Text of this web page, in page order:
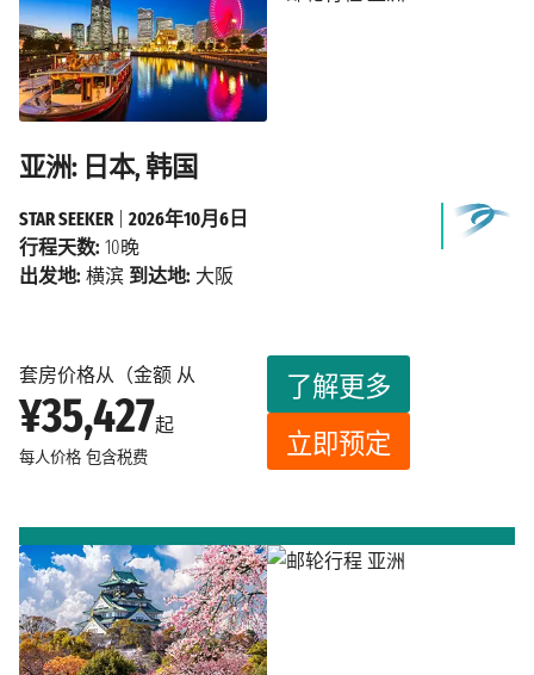
亚洲: 日本, 韩国
套房价格从（金额 从
¥35,427起
每人价格 包含税费
了解更多
立即预定
STAR SEEKER| 2026年10月6日
行程天数: 10晚
出发地: 横滨 到达地: 大阪